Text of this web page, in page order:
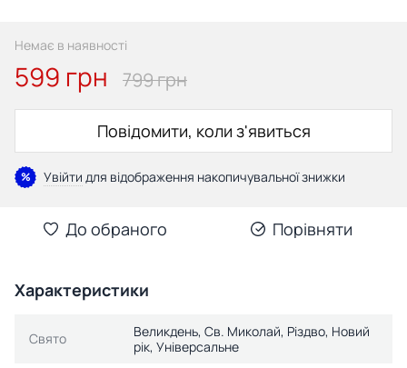
Немає в наявності
599 грн 799 грн
Повідомити, коли з'явиться
% Увійти для відображення накопичувальної знижки
До обраного Порівняти
Характеристики
Свято
Великдень, Св. Миколай, Різдво, Новий
рік, Універсальне